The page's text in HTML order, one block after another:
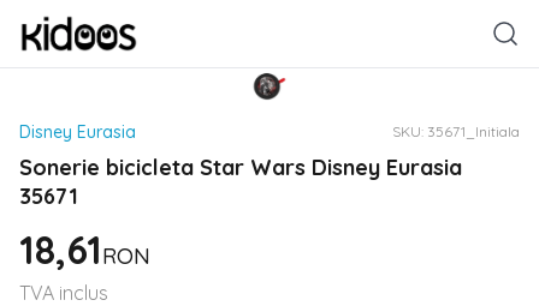
Disney Eurasia SKU: 35671_Initiala
Sonerie bicicleta Star Wars Disney Eurasia
35671
18,61RON
TVA inclus